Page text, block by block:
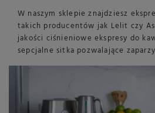
W naszym sklepie znajdziesz
takich producentów jak Lelit czy
jakości ciśnieniowe ekspresy do
sepcjalne sitka pozwalające